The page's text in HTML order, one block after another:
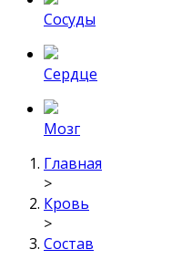
Сосуды
Сердце
Мозг
Главная
>
Кровь
>
Состав